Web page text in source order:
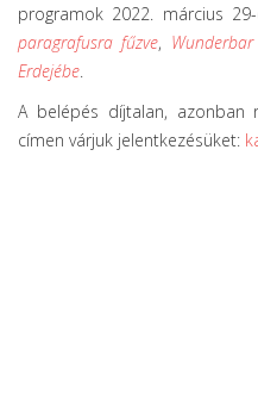
programok 2022. március
paragrafusra fűzve,
Erdejébe
A belépés díjtalan, azonban
címen várjuk jelentkezésüket: